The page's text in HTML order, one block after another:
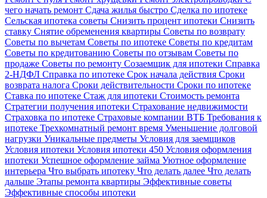
чего начать ремонт Сдача жилья быстро Сделка по ипотеке
Сельская ипотека советы Снизить процент ипотеки Снизить
ставку Снятие обременения квартиры Советы по возврату
Советы по вычетам Советы по ипотеке Советы по кредитам
Советы по кредитованию Советы по отзывам Советы по
продаже Советы по ремонту Созаемщик для ипотеки Справка
2-НДФЛ Справка по ипотеке Срок начала действия Сроки
возврата налога Сроки действительности Сроки по ипотеке
Ставка по ипотеке Стаж для ипотеки Стоимость ремонта
Стратегии получения ипотеки Страхование недвижимости
Страховка по ипотеке Страховые компании ВТБ Требования к
ипотеке Трехкомнатный ремонт время Уменьшение долговой
нагрузки Уникальные предметы Условия для заемщиков
Условия ипотеки Условия ипотеки 450 Условия оформления
ипотеки Успешное оформление займа Уютное оформление
интерьера Что выбрать ипотеку Что делать далее Что делать
дальше Этапы ремонта квартиры Эффективные советы
Эффективные способы ипотеки